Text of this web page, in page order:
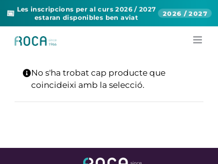
📅 Les inscripcions per al curs 2026 / 2027
estaran disponibles ben aviat
2026 / 2027
No s'ha trobat cap producte que
coincideixi amb la selecció.